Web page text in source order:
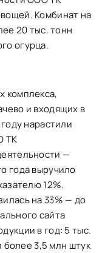
Комбинат на
20 тыс. тонн
огурца.
комплекса,
и входящих в
нарастили
ТК
—
года выручило
12%.
на 33% — до
сайта
в год: 5 тыс.
более 3,5 млн штук